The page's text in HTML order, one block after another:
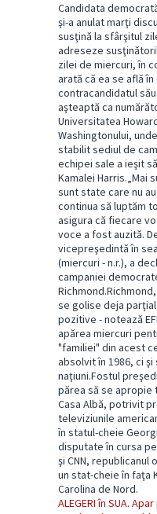
Candidata
şi-a anulat marţi
susţină la sfârşitul
adreseze
zilei de miercuri, în
arată că ea se află
contracandidatul
aşteaptă ca
Universitatea
Washingtonului,
stabilit sediul de
echipei sale a ieşit
Kamalei Harris.„Mai
sunt state care nu
continua să luptăm
asigura că fiecare
voce a fost auzită.
vicepreşedintă în
(miercuri - n.r.), a
campaniei
se golise deja
pozitive - notează
apărea miercuri
"familiei" din acest
absolvit în 1986, ci
naţiuni.Fostul
părea să se apropie
Casa Albă, potrivit
televiziunile
în statul-cheie
disputate în cursa
şi CNN, republicanul
un stat-cheie în faţa
Carolina de Nord.
ALEGERI în SUA.